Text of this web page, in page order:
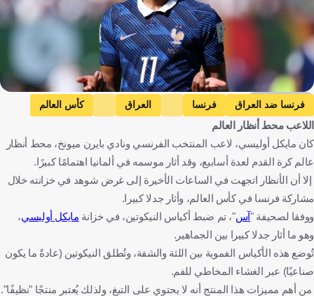
Getty Images
فرنسا ضد العراق فرنسا العراق
كأس العالم
مايكل أوليسي
فرنسا
اللاعب محط أنظار العالم
كان مايكل أوليسي، لاعب المنتخب الفرنسي ونادي بايرن ميونخ، محط أنظار
عالم كرة القدم لعدة أسابيع، وقد أثار موسمه في ألمانيا اهتمامًا كبيرًا.
إلا أن الأنظار اتجهت في الساعات الأخيرة إلى غرض شوهد في خزانته خلال
مشاركة فرنسا في كأس العالم، وأثار جدلا كبيرا.
ووفقا لصحيفة "آس"، تم ضبط أكياس النيكوتين، في خزانة مايكل أوليسي،
وهو ما أثار جدلا كبيرا بين الجماهير.
تُوضع هذه الأكياس الفموية بين اللثة والشفة، وتُطلق النيكوتين (عادةً ما يكون
صناعيًا) عبر الغشاء المخاطي للفم.
من أهم مميزات هذا المنتج أنه لا يحتوي على التبغ، ولذلك يُعتبر منتجًا "نظيفًا".